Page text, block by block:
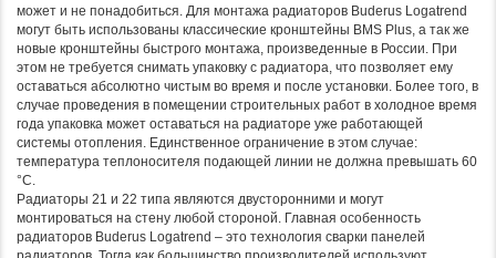
может и не понадобиться. Для монтажа радиаторов Buderus Logatrend
могут быть использованы классические кронштейны BMS Plus, а так же
новые кронштейны быстрого монтажа, произведенные в России. При
этом не требуется снимать упаковку с радиатора, что позволяет ему
оставаться абсолютно чистым во время и после установки. Более того, в
случае проведения в помещении строительных работ в холодное время
года упаковка может оставаться на радиаторе уже работающей
системы отопления. Единственное ограничение в этом случае:
температура теплоносителя подающей линии не должна превышать 60
°С.
Радиаторы 21 и 22 типа являются двусторонними и могут
монтироваться на стену любой стороной. Главная особенность
радиаторов Buderus Logatrend – это технология сварки панелей